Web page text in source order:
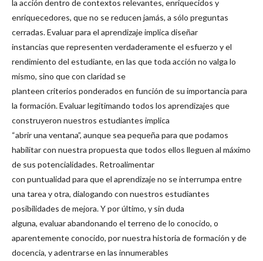
la acción dentro de contextos relevantes, enriquecidos y
enriquecedores, que no se reducen jamás, a sólo preguntas
cerradas. Evaluar para el aprendizaje implica diseñar
instancias que representen verdaderamente el esfuerzo y el
rendimiento del estudiante, en las que toda acción no valga lo
mismo, sino que con claridad se
planteen criterios ponderados en función de su importancia para
la formación. Evaluar legitimando todos los aprendizajes que
construyeron nuestros estudiantes implica
“abrir una ventana”, aunque sea pequeña para que podamos
habilitar con nuestra propuesta que todos ellos lleguen al máximo
de sus potencialidades. Retroalimentar
con puntualidad para que el aprendizaje no se interrumpa entre
una tarea y otra, dialogando con nuestros estudiantes
posibilidades de mejora. Y por último, y sin duda
alguna, evaluar abandonando el terreno de lo conocido, o
aparentemente conocido, por nuestra historia de formación y de
docencia, y adentrarse en las innumerables